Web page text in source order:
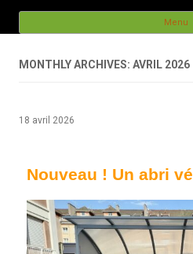
lengrenage.frMenu
MONTHLY ARCHIVES: AVRIL 2026
18 avril 2026
Nouveau ! Un abri